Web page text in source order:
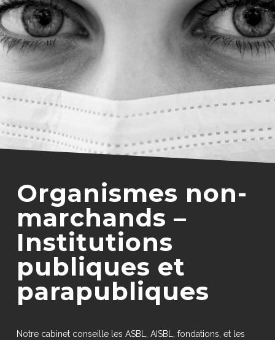
Organismes non-
marchands –
Institutions
publiques et
parapubliques
Notre cabinet conseille les ASBL, AISBL, fondations, et les